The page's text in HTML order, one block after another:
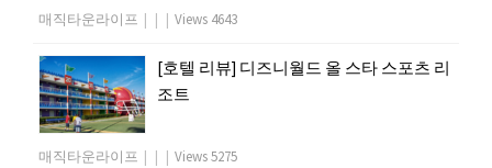
매직타운라이프 | | | Views 4643
[호텔 리뷰] 디즈니월드 올 스타 스포츠 리
조트
매직타운라이프 | | | Views 5275